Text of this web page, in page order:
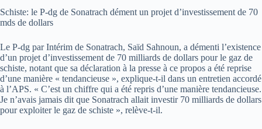
Schiste: le P-dg de Sonatrach dément un projet d’investissement de 70
mds de dollars
Le P-dg par Intérim de Sonatrach, Saïd Sahnoun, a démenti l’existence
d’un projet d’investissement de 70 milliards de dollars pour le gaz de
schiste, notant que sa déclaration à la presse à ce propos a été reprise
d’une manière « tendancieuse », explique-t-il dans un entretien accordé
à l’APS. « C’est un chiffre qui a été repris d’une manière tendancieuse.
Je n’avais jamais dit que Sonatrach allait investir 70 milliards de dollars
pour exploiter le gaz de schiste », relève-t-il.